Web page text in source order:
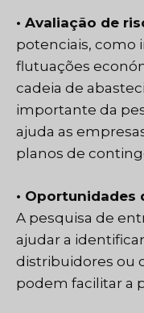
• Avaliação de
potenciais, como
flutuações
cadeia de
importante da
ajuda as
planos de
• Oportunidades
A pesquisa de
ajudar a
distribuidores ou
podem facilitar a